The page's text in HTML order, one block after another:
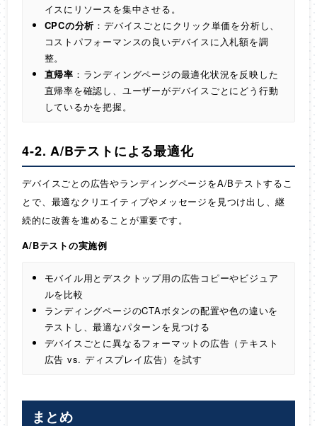
イスにリソースを集中させる。
CPCの分析 ：デバイスごとにクリック単価を分析し、
コストパフォーマンスの良いデバイスに入札額を調
整。
直帰率 ：ランディングページの最適化状況を反映した
直帰率を確認し、ユーザーがデバイスごとにどう行動
しているかを把握。
4-2. A/Bテストによる最適化
デバイスごとの広告やランディングページをA/Bテストするこ
とで、最適なクリエイティブやメッセージを見つけ出し、継
続的に改善を進めることが重要です。
A/Bテストの実施例
モバイル用とデスクトップ用の広告コピーやビジュア
ルを比較
ランディングページのCTAボタンの配置や色の違いを
テストし、最適なパターンを見つける
デバイスごとに異なるフォーマットの広告（テキスト
広告 vs. ディスプレイ広告）を試す
まとめ